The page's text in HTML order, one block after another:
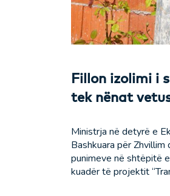
Fillon izolimi i
tek nënat
Ministrja në detyrë e
Bashkuara për
punimeve në shtëpitë
kuadër të projektit